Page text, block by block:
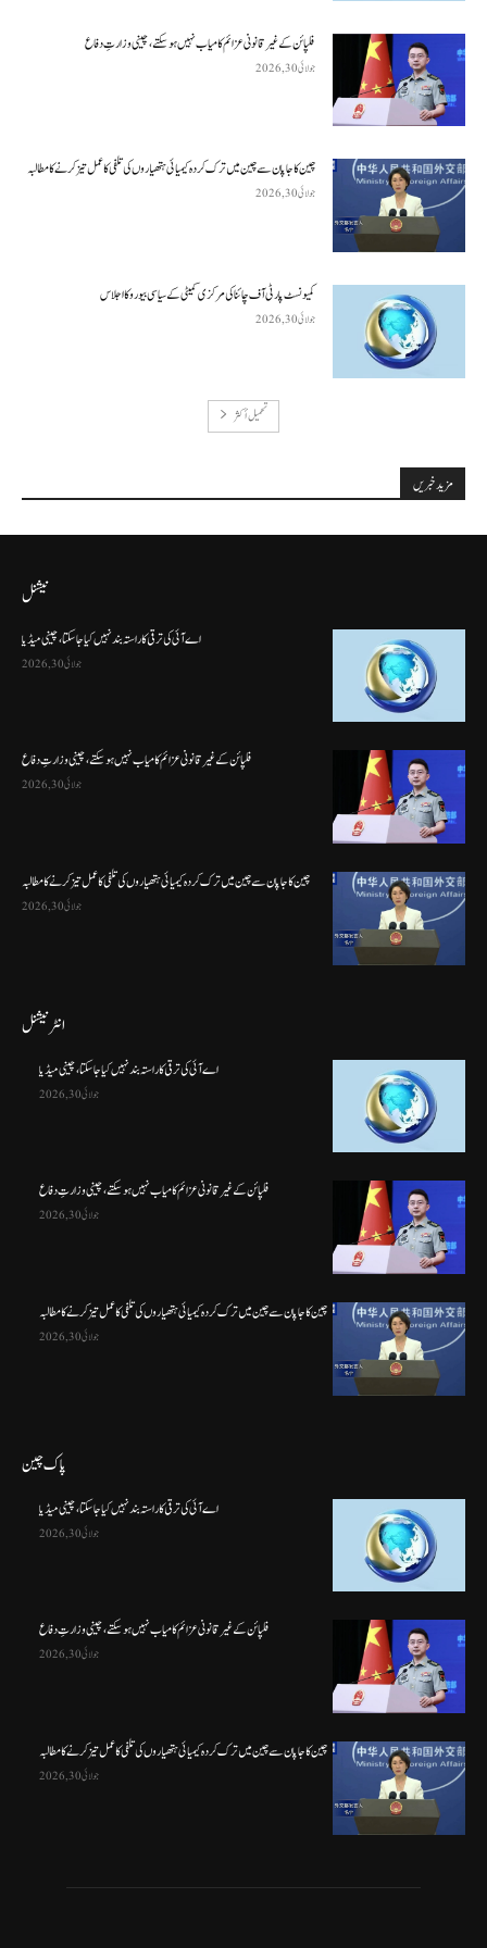
فلپائن کے غیر قانونی عزائم کامیاب نہیں ہو سکتے ، چینی وزارتِ دفاع
جولائی 30, 2026
چین کا جاپان سے چین میں ترک کردہ کیمیائی ہتھیاروں کی تلفی کا عمل تیز کرنے کا مطالبہ
جولائی 30, 2026
کمیونسٹ پارٹی آف چائنا کی مرکزی کمیٹی کے سیاسی بیورو کا اجلاس
جولائی 30, 2026
تحميل أكثر
مزید خبریں
نیشنل
اے آئی کی ترقی کا راستہ بند نہیں کیا جا سکتا، چینی میڈیا
جولائی 30, 2026
فلپائن کے غیر قانونی عزائم کامیاب نہیں ہو سکتے ، چینی وزارتِ دفاع
جولائی 30, 2026
چین کا جاپان سے چین میں ترک کردہ کیمیائی ہتھیاروں کی تلفی کا عمل تیز کرنے کا مطالبہ
جولائی 30, 2026
انٹرنیشنل
اے آئی کی ترقی کا راستہ بند نہیں کیا جا سکتا، چینی میڈیا
جولائی 30, 2026
فلپائن کے غیر قانونی عزائم کامیاب نہیں ہو سکتے ، چینی وزارتِ دفاع
جولائی 30, 2026
چین کا جاپان سے چین میں ترک کردہ کیمیائی ہتھیاروں کی تلفی کا عمل تیز کرنے کا مطالبہ
جولائی 30, 2026
پاک چین
اے آئی کی ترقی کا راستہ بند نہیں کیا جا سکتا، چینی میڈیا
جولائی 30, 2026
فلپائن کے غیر قانونی عزائم کامیاب نہیں ہو سکتے ، چینی وزارتِ دفاع
جولائی 30, 2026
چین کا جاپان سے چین میں ترک کردہ کیمیائی ہتھیاروں کی تلفی کا عمل تیز کرنے کا مطالبہ
جولائی 30, 2026